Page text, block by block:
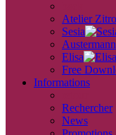
Atelier
Sesia
Austermann
Elisa
Free
Informations
Rechercher
News